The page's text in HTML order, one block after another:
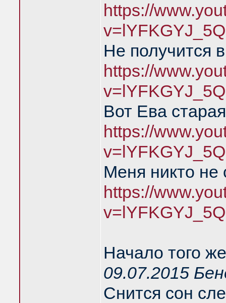
https://
Не получится
https://
Вот Ева
https://
Меня никто
https://
Начало того
09.07.2015
Снится сон